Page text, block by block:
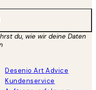
du, wie wir deine Daten
Desenio Art Advice
Kundenservice